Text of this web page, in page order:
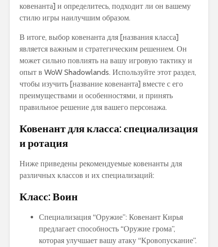
ковенанта] и определитесь, подходит ли он вашему
стилю игры наилучшим образом.
В итоге, выбор ковенанта для [названия класса]
является важным и стратегическим решением. Он
может сильно повлиять на вашу игровую тактику и
опыт в WoW Shadowlands. Используйте этот раздел,
чтобы изучить [название ковенанта] вместе с его
преимуществами и особенностями, и принять
правильное решение для вашего персонажа.
Ковенант для класса: специализация
и ротация
Ниже приведены рекомендуемые ковенанты для
различных классов и их специализаций:
Класс: Воин
Специализация “Оружие”: Ковенант Кирья
предлагает способность “Оружие грома”,
которая улучшает вашу атаку “Кровопускание”.